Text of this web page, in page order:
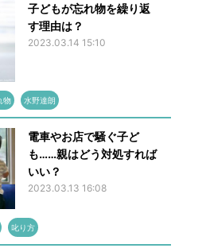
子どもが忘れ物を繰り返
す理由は？
2023.03.14 15:10
物 水野達朗
電車やお店で騒ぐ子ど
も……親はどう対処すれば
いい？
2023.03.13 16:08
叱り方